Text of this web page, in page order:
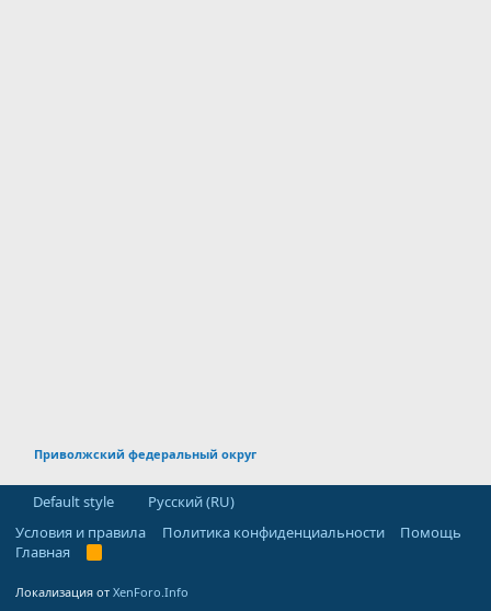
Приволжский федеральный округ
Default style
Русский (RU)
Условия и правила
Политика конфиденциальности
Помощь
Главная
R
Локализация от XenForo.Info